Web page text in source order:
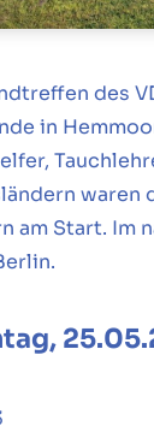
des
in
waren
am Start. Im